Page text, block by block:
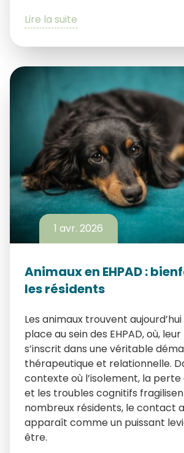
Lire la suite
1 avr. 2026
Animaux en EHPAD :
les résidents
Les animaux trouvent
place au sein des EHPAD, où,
s’inscrit dans une véritable
thérapeutique et relationnelle.
contexte où l’isolement, la perte
et les troubles cognitifs
nombreux résidents, le contact
apparaît comme un puissant
être.